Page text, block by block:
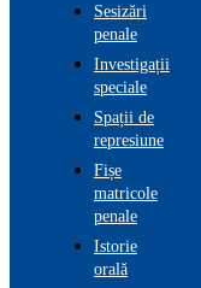
Sesizări
penale
Investigații
speciale
Spații de
represiune
Fișe
matricole
penale
Istorie
orală